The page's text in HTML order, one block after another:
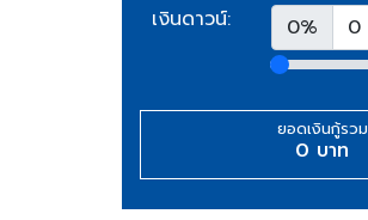
เงินดาวน์: 0%
ยอดเงินกู้รวม
0 บาท